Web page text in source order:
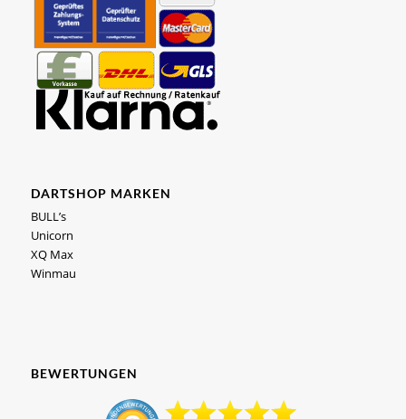
DARTSHOP MARKEN
BULL’s
Unicorn
XQ Max
Winmau
BEWERTUNGEN